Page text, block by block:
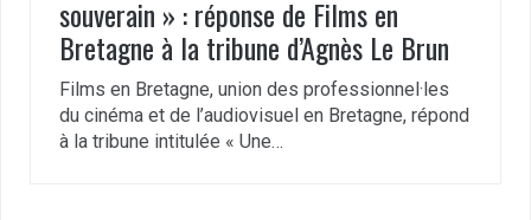
souverain » : réponse de Films en
Bretagne à la tribune d’Agnès Le Brun
Films en Bretagne, union des professionnel·les
du cinéma et de l’audiovisuel en Bretagne, répond
à la tribune intitulée « Une…